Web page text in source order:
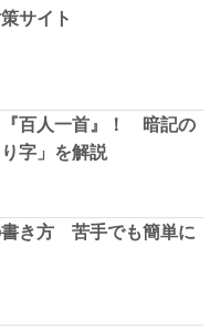
サイト
『百人一首』！ 暗記の
字」を解説
き方 苦手でも簡単に